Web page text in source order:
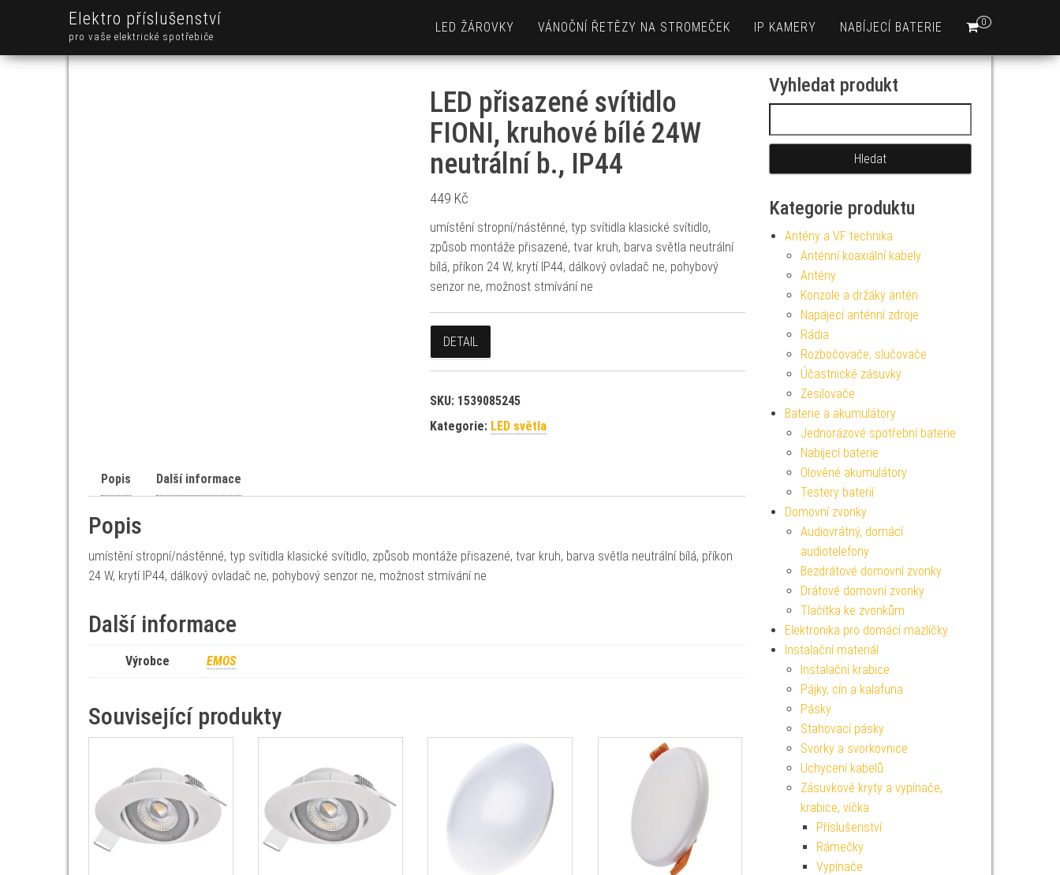
Elektro příslušenství
pro vaše elektrické spotřebiče
0
LED ŽÁROVKY VÁNOČNÍ ŘETĚZY NA STROMEČEK IP KAMERY NABÍJECÍ BATERIE
LED přisazené svítidlo
FIONI, kruhové bílé 24W
neutrální b., IP44
449 Kč
umístění stropní/nástěnné, typ svítidla klasické svítidlo,
způsob montáže přisazené, tvar kruh, barva světla neutrální
bílá, příkon 24 W, krytí IP44, dálkový ovladač ne, pohybový
senzor ne, možnost stmívání ne
DETAIL
SKU: 1539085245
Kategorie: LED světla
Popis Další informace
Popis
umístění stropní/nástěnné, typ svítidla klasické svítidlo, způsob montáže přisazené, tvar kruh, barva světla neutrální bílá, příkon
24 W, krytí IP44, dálkový ovladač ne, pohybový senzor ne, možnost stmívání ne
Další informace
Výrobce EMOS
Související produkty
Vyhledat produkt
Kategorie produktu
Antény a VF technika
Anténní koaxiální kabely
Antény
Konzole a držáky antén
Napájecí anténní zdroje
Rádia
Rozbočovače, slučovače
Účastnické zásuvky
Zesilovače
Baterie a akumulátory
Jednorázové spotřební baterie
Nabíjecí baterie
Olověné akumulátory
Testery baterií
Domovní zvonky
Audiovrátný, domácí
audiotelefony
Bezdrátové domovní zvonky
Drátové domovní zvonky
Tlačítka ke zvonkům
Elektronika pro domácí mazlíčky
Instalační materiál
Instalační krabice
Pájky, cín a kalafuna
Pásky
Stahovací pásky
Svorky a svorkovnice
Uchycení kabelů
Zásuvkové kryty a vypínače,
krabice, víčka
Příslušenství
Rámečky
Vypínače